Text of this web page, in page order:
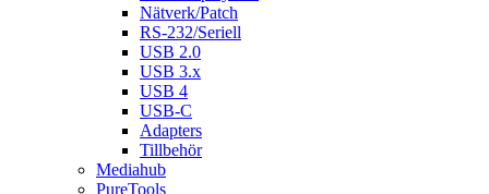
Nätverk/Patch
RS-232/Seriell
USB 2.0
USB 3.x
USB 4
USB-C
Adapters
Tillbehör
Mediahub
PureTools